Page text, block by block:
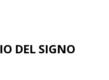
DEL SIGNO